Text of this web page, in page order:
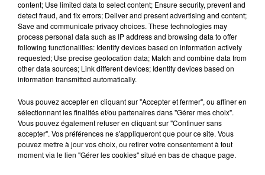
CYANOBACTÉRIES : LE PRÉFÊT PREND UN
ARRÊTÉ POUR LES ACTIVITÉS DE...
content; Use limited data to select content; Ensure security, prevent and
detect fraud, and fix errors; Deliver and present advertising and content;
Save and communicate privacy choices. These technologies may
process personal data such as IP address and browsing data to offer
following functionalities: Identify devices based on information actively
requested; Use precise geolocation data; Match and combine data from
other data sources; Link different devices; Identify devices based on
information transmitted automatically.
Vous pouvez accepter en cliquant sur "Accepter et fermer", ou affiner en
sélectionnant les finalités et/ou partenaires dans "Gérer mes choix".
Vous pouvez également refuser en cliquant sur "Continuer sans
accepter". Vos préférences ne s'appliqueront que pour ce site. Vous
pouvez mettre à jour vos choix, ou retirer votre consentement à tout
moment via le lien "Gérer les cookies" situé en bas de chaque page.